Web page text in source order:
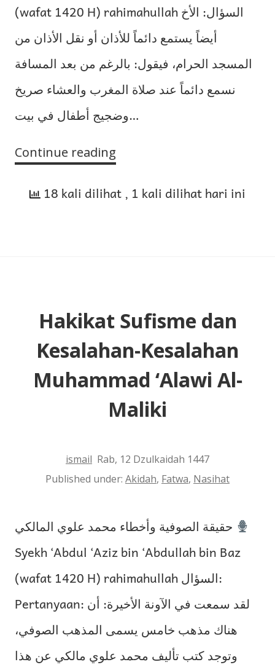
(wafat 1420 H) rahimahullah السؤال: الأخ
أيضاً يستمع دائماً للأذان أو نقل الأذان من
المسجد الحرام، فيقول: بالرغم من بعد المسافة
نسمع دائماً عند صلاة المغرب والعشاء صريخ
وضجيج أطفال في بيت…
Continue reading
Anak-
18 kali dilihat, 1 kali dilihat hari ini
Hakikat Sufisme dan
Kesalahan-Kesalahan
Muhammad ‘Alawi Al-
Maliki
ismail Rab, 12 Dzulkaidah 1447
Published under: Akidah, Fatwa, Nasihat
Syekh ‘Abdul ‘Aziz bin ‘Abdullah bin Baz
(wafat 1420 H) rahimahullah السؤال:
Pertanyaan: لقد سمعت في الآونة الأخيرة: أن
هناك مذهب خامس يسمى المذهب الصوفي،
وتوجد كتب تأليف محمد علوي مالكي عن هذا